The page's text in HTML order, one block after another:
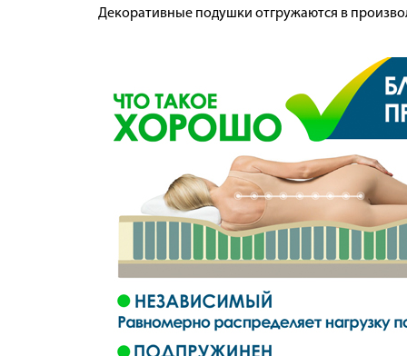
Декоративные подушки отгружаются в